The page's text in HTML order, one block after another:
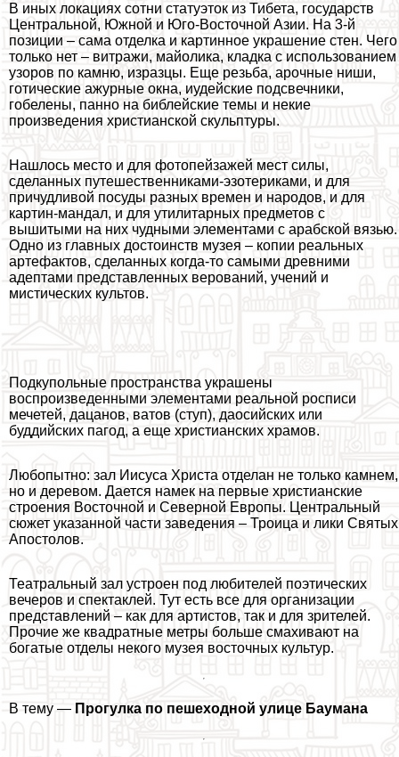
В иных локациях сотни статуэток из Тибета, государств
Центральной, Южной и Юго-Восточной Азии. На 3-й
позиции – сама отделка и картинное украшение стен. Чего
только нет – витражи, майолика, кладка с использованием
узоров по камню, изразцы. Еще резьба, арочные ниши,
готические ажурные окна, иудейские подсвечники,
гобелены, панно на библейские темы и некие
произведения христианской скульптуры.
Нашлось место и для фотопейзажей мест силы,
сделанных путешественниками-эзотериками, и для
причудливой посуды разных времен и народов, и для
картин-мaндал, и для утилитарных предметов с
вышитыми на них чудными элементами с арабской вязью.
Одно из главных достоинств музея – копии реальных
артефактов, сделанных когда-то самыми древними
адептами представленных верований, учений и
мистических культов.
Подкупольные прострaнcтва украшены
воспроизведенными элементами реальной росписи
мечетей, дацанов, ватов (ступ), даосийских или
буддийских пагод, а еще христианских храмов.
Любопытно: зал Иисуса Христа отделан не только камнем,
но и деревом. Дается намек на первые христианские
строения Восточной и Северной Европы. Центральный
сюжет указанной части заведения – Троица и лики Святых
Апостолов.
Театральный зал устроен под любителей поэтических
вечеров и спектаклей. Тут есть все для организации
представлений – как для артистов, так и для зрителей.
Прочие же квадратные метры больше смахивают на
богатые отделы некого музея восточных культур.
В тему — Прогулка по пешеходной улице Баумана